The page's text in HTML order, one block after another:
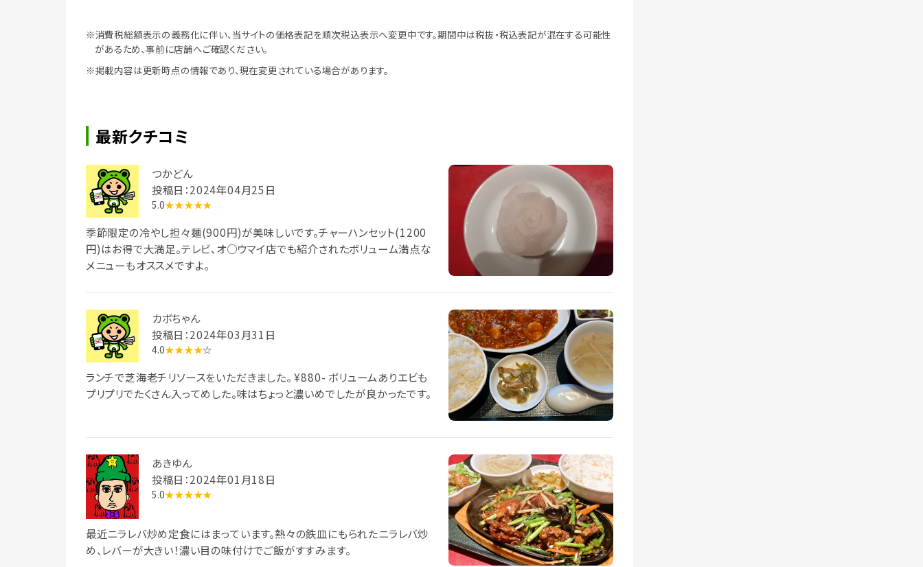
※消費税総額表示の義務化に伴い、当サイトの価格表記を順次税込表示へ変更中です。期間中は税抜・税込表記が混在する可能性
があるため、事前に店舗へご確認ください。
※掲載内容は更新時点の情報であり、現在変更されている場合があります。
最新クチコミ
つかどん
投稿日：2024年04月25日
5.0★★★★★
季節限定の冷やし担々麺(900円)が美味しいです。チャーハンセット(1200
円)はお得で大満足。テレビ、オ○ウマイ店でも紹介されたボリューム満点な
メニューもオススメですよ。
カボちゃん
投稿日：2024年03月31日
4.0★★★★☆
ランチで芝海老チリソースをいただきました。 ¥880- ボリュームありエビも
プリプリでたくさん入ってめした。味はちょっと濃いめでしたが良かったです。
あきゆん
投稿日：2024年01月18日
5.0★★★★★
最近ニラレバ炒め定食にはまっています。熱々の鉄皿にもられたニラレバ炒
め、レバーが大きい！濃い目の味付けでご飯がすすみます。